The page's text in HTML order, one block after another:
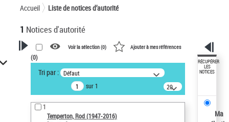
Accueil Liste de notices d’autorité
1 Notices d'autorité
VOTRE RECHERCHE
Recherche avancée dans les
notices d’autorité
Œuvres liées à l'auteur :
Temperton, Rod (1947-2016)
Voir la sélection (0) Ajouter à mes références
(0)
Tri par : Défaut
sur 1
20
résultats/page
1
Temperton, Rod (1947-2016)
RÉCUPÉRER
LES
NOTICES
Ma